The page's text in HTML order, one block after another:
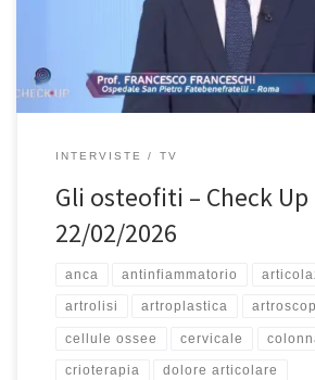
rilevanti. Fra queste gli osteofiti, una
sottovalutata. Ne parliamo insieme […]
INTERVISTE TV
Gli osteofiti – Check Up
22/02/2026
anca antinfiammatorio
artrolisi artroplastica
cellule ossee cervicale
crioterapia dolore articolare